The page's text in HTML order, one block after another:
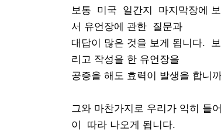
보통 미국 일간지 마지막장에
서 유언장에 관한 질문과
대답이 많은 것을 보게 됩니다.
리고 작성을 한 유언장을
공증을 해도 효력이 발생을 합
그와 마찬가지로 우리가 익히 들
이 따라 나오게 됩니다.